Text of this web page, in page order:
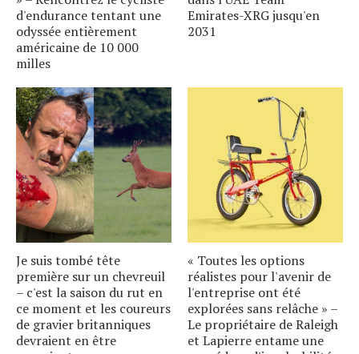
d'endurance tentant une
odyssée entièrement
américaine de 10 000
milles
Emirates-XRG jusqu'en
2031
Je suis tombé tête
première sur un chevreuil
– c'est la saison du rut en
ce moment et les coureurs
de gravier britanniques
devraient en être
« Toutes les options
réalistes pour l'avenir de
l'entreprise ont été
explorées sans relâche » –
Le propriétaire de Raleigh
et Lapierre entame une